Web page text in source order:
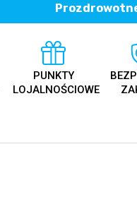
PUNKTY
LOJALNOŚCIOWE